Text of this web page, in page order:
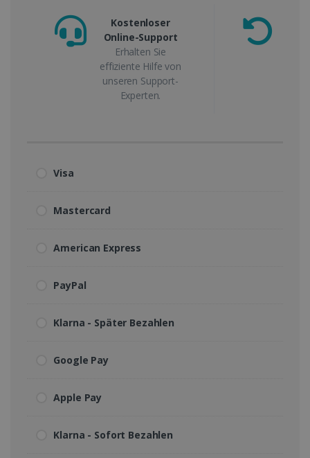
Kostenloser
Online-Support
Erhalten Sie
effiziente Hilfe von
unseren Support-
Experten.
Visa
Mastercard
American Express
PayPal
Klarna - Später Bezahlen
Google Pay
Apple Pay
Klarna - Sofort Bezahlen